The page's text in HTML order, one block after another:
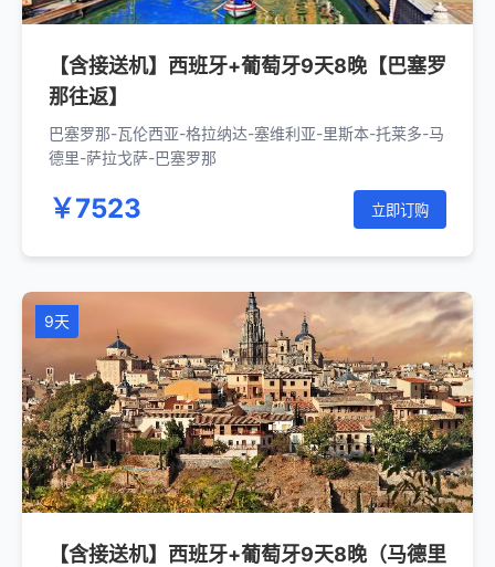
【含接送机】西班牙+葡萄牙9天8晚【巴塞罗
那往返】
巴塞罗那-瓦伦西亚-格拉纳达-塞维利亚-里斯本-托莱多-马
德里-萨拉戈萨-巴塞罗那
￥7523 立即订购
9天
【含接送机】西班牙+葡萄牙9天8晚（马德里